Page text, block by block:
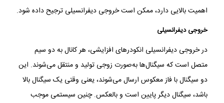
اهمیت بالایی دارد، ممکن است خروجی دیفرانسیلی ترجیح داده شود.
خروجی دیفرانسیلی
در خروجی دیفرانسیلی انکودرهای افزایشی، هر کانال به دو سیم
متصل است که سیگنال‌ها به‌صورت زوجی تولید و منتقل می‌شوند. این
دو سیگنال با فاز معکوس ارسال می‌شوند، یعنی وقتی یک سیگنال بالا
باشد، سیگنال دیگر پایین است و بالعکس. چنین سیستمی موجب